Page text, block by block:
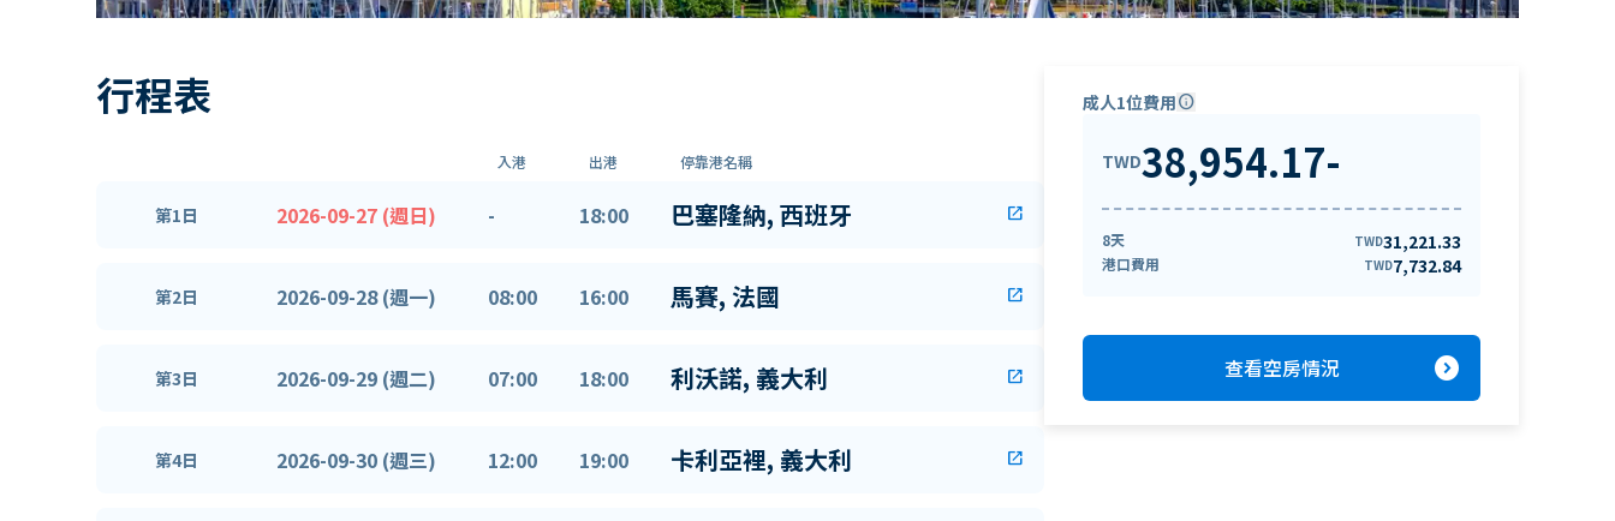
行程表
入港 出港 停靠港名稱
第1日 2026-09-27 (週日) - 18:00 巴塞隆納, 西班牙 open_in_new
第2日 2026-09-28 (週一) 08:00 16:00 馬賽, 法國 open_in_new
第3日 2026-09-29 (週二) 07:00 18:00 利沃諾, 義大利 open_in_new
第4日 2026-09-30 (週三) 12:00 19:00 卡利亞裡, 義大利 open_in_new
成人1位費用info
TWD38,954.17-
8天 TWD31,221.33
港口費用 TWD7,732.84
查看空房情況 expand_circle_right